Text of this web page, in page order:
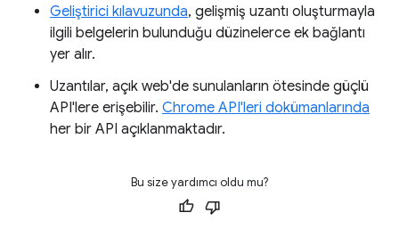
Geliştirici kılavuzunda, gelişmiş uzantı oluşturmayla
ilgili belgelerin bulunduğu düzinelerce ek bağlantı
yer alır.
Uzantılar, açık web'de sunulanların ötesinde güçlü
API'lere erişebilir. Chrome API'leri dokümanlarında
her bir API açıklanmaktadır.
Bu size yardımcı oldu mu?